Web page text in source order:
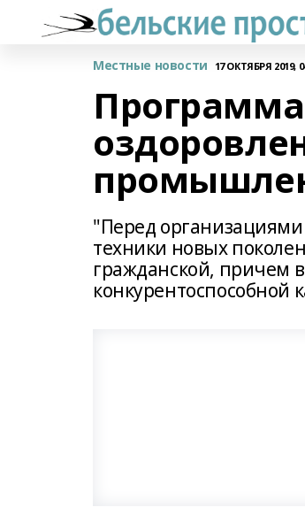
Местные новости 17 ОКТЯБРЯ 2019,
"Перед
техники новых
гражданской, причем
конкурентоспособной